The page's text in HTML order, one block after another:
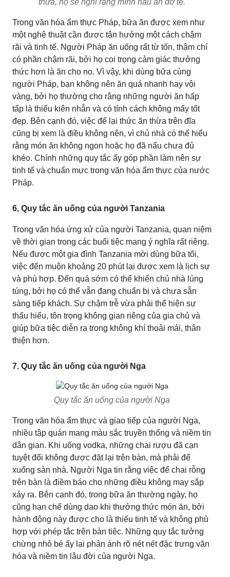
Trong văn hóa ẩm thực Pháp, bữa ăn được xem như
một nghệ thuật cần được tận hưởng một cách chậm
rãi và tinh tế. Người Pháp ăn uống rất từ tốn, thậm chí
có phần chậm rãi, bởi họ coi trọng cảm giác thưởng
thức hơn là ăn cho no. Vì vậy, khi dùng bữa cùng
người Pháp, bạn không nên ăn quá nhanh hay vội
vàng, bởi họ thường cho rằng những người ăn hấp
tấp là thiếu kiên nhẫn và có tính cách không mấy tốt
đẹp. Bên cạnh đó, việc để lại thức ăn thừa trên đĩa
cũng bị xem là điều không nên, vì chủ nhà có thể hiểu
rằng món ăn không ngon hoặc họ đã nấu chưa đủ
khéo. Chính những quy tắc ấy góp phần làm nên sự
tinh tế và chuẩn mực trong văn hóa ẩm thực của nước
Pháp.
6, Quy tắc ăn uống của người Tanzania
Trong văn hóa ứng xử của người Tanzania, quan niệm
về thời gian trong các buổi tiệc mang ý nghĩa rất riêng.
Nếu được một gia đình Tanzania mời dùng bữa tối,
việc đến muộn khoảng 20 phút lại được xem là lịch sự
và phù hợp. Đến quá sớm có thể khiến chủ nhà lúng
túng, bởi họ có thể vẫn đang chuẩn bị và chưa sẵn
sàng tiếp khách. Sự chậm trễ vừa phải thể hiện sự
thấu hiểu, tôn trọng không gian riêng của gia chủ và
giúp bữa tiệc diễn ra trong không khí thoải mái, thân
thiện hơn.
7. Quy tắc ăn uống của người Nga
Quy tắc ăn uống của người Nga
Trong văn hóa ẩm thực và giao tiếp của người Nga,
nhiều tập quán mang màu sắc truyền thống và niềm tin
dân gian. Khi uống vodka, những chai rượu đã cạn
tuyệt đối không được đặt lại trên bàn, mà phải để
xuống sàn nhà. Người Nga tin rằng việc để chai rỗng
trên bàn là điềm báo cho những điều không may sắp
xảy ra. Bên cạnh đó, trong bữa ăn thường ngày, họ
cũng hạn chế dùng dao khi thưởng thức món ăn, bởi
hành động này được cho là thiếu tinh tế và không phù
hợp với phép tắc trên bàn tiệc. Những quy tắc tưởng
chừng nhỏ bé ấy lại phản ánh rõ nét nét đặc trưng văn
hóa và niềm tin lâu đời của người Nga.